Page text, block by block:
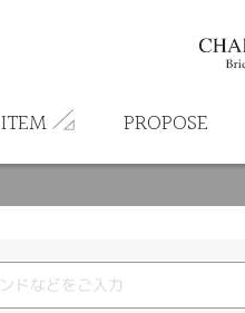
ITEM PROPOSE